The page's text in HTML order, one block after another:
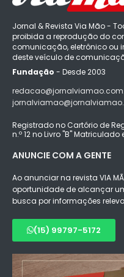
Jornal & Revista Via Mão -
proibida a reprodução do
comunicação, eletrônico ou
deste veículo de
Fundação - Desde 2003
Registrado no Cartório de
n.º 12 no Livro "B"
ANUNCIE COM A GENTE
Ao anunciar na revista VIA
oportunidade de alcançar
busca por informações
(15) 99797-5172